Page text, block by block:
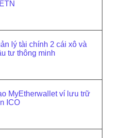
lý tài chính 2 cái xô và
tư thông minh
MyEtherwallet ví lưu trữ
ICO